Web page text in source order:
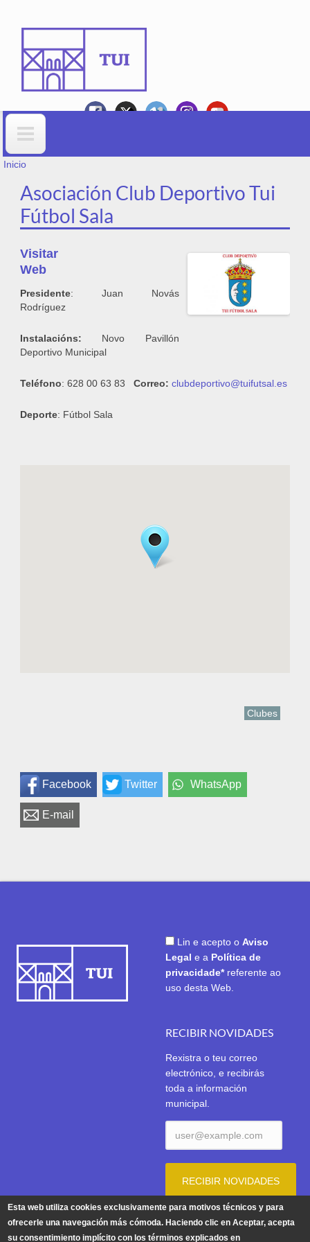
Formulario de busca
VOSTEDE ESTÁ AQUÍ
Inicio
Asociación Club Deportivo Tui
Fútbol Sala
Presidente: Juan Novás
Rodríguez
Instalacións: Novo Pavillón
Deportivo Municipal
Teléfono: 628 00 63 83 Correo: clubdeportivo@tuifutsal.es
Deporte: Fútbol Sala
Clubes
Facebook Twitter WhatsApp
E-mail
Lin e acepto o Aviso
Legal e a Política de
privacidade* referente ao
uso desta Web.
RECIBIR NOVIDADES
Rexistra o teu correo
electrónico, e recibirás
toda a información
municipal.
Esta web utiliza cookies exclusivamente para motivos técnicos y para
ofrecerle una navegación más cómoda. Haciendo clic en Aceptar, acepta
su consentimiento implícito con los términos explicados en